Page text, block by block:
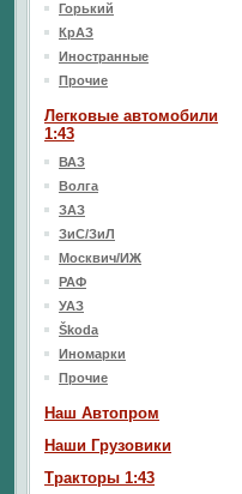
Горький
КрАЗ
Иностранные
Прочие
Легковые автомобили
1:43
ВАЗ
Волга
ЗАЗ
ЗиС/ЗиЛ
Москвич/ИЖ
РАФ
УАЗ
Škoda
Иномарки
Прочие
Наш Aвтопром
Наши Грузовики
Тракторы 1:43